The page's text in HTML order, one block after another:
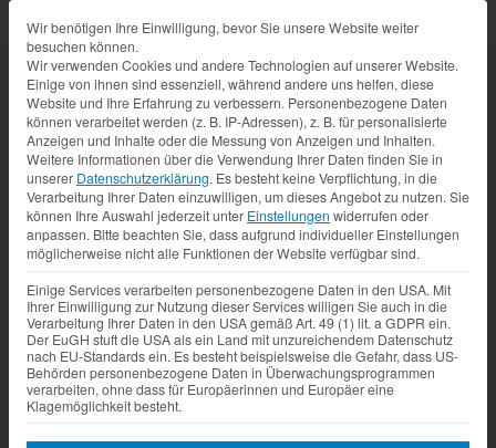
Datenschutz-Präferenz
Wir benötigen Ihre Einwilligung, bevor Sie unsere Website weiter
besuchen können.
Wir verwenden Cookies und andere Technologien auf unserer Website.
Einige von ihnen sind essenziell, während andere uns helfen, diese
Website und Ihre Erfahrung zu verbessern. Personenbezogene Daten
können verarbeitet werden (z. B. IP-Adressen), z. B. für personalisierte
Anzeigen und Inhalte oder die Messung von Anzeigen und Inhalten.
Weitere Informationen über die Verwendung Ihrer Daten finden Sie in
unserer Datenschutzerklärung. Es besteht keine Verpflichtung, in die
Verarbeitung Ihrer Daten einzuwilligen, um dieses Angebot zu nutzen. Sie
können Ihre Auswahl jederzeit unter Einstellungen widerrufen oder
anpassen. Bitte beachten Sie, dass aufgrund individueller Einstellungen
möglicherweise nicht alle Funktionen der Website verfügbar sind.
Einige Services verarbeiten personenbezogene Daten in den USA. Mit
Ihrer Einwilligung zur Nutzung dieser Services willigen Sie auch in die
Verarbeitung Ihrer Daten in den USA gemäß Art. 49 (1) lit. a GDPR ein.
Der EuGH stuft die USA als ein Land mit unzureichendem Datenschutz
nach EU-Standards ein. Es besteht beispielsweise die Gefahr, dass US-
Behörden personenbezogene Daten in Überwachungsprogrammen
verarbeiten, ohne dass für Europäerinnen und Europäer eine
Klagemöglichkeit besteht.